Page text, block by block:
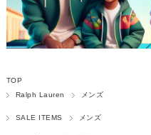
TOP
Ralph Lauren
メンズ
SALE ITEMS メンズ